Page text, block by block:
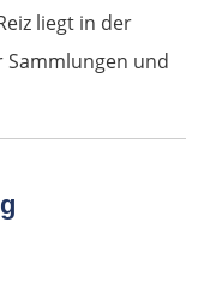
liegt in der
und